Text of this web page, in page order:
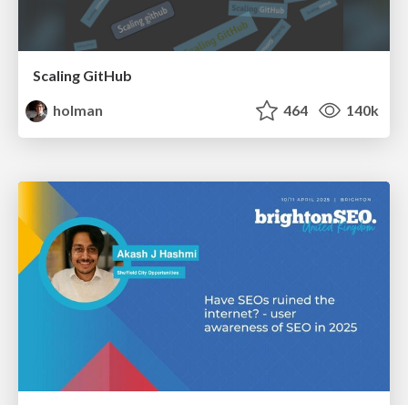
Scaling GitHub
holman
464 140k